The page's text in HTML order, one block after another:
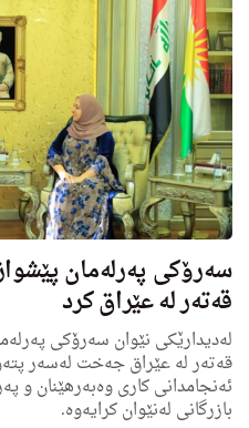
سه‌رۆكی په‌رله‌مان
قه‌ته‌ر له‌ عێراق كرد
له‌دیدارێكی نێوان سه‌رۆكی
قه‌ته‌ر له‌ عێراق جه‌خت له‌سه‌ر
ئه‌نجامدانى كارى وه‌به‌رهێنان و
بازرگانی له‌نێوان كرایه‌وه‌.